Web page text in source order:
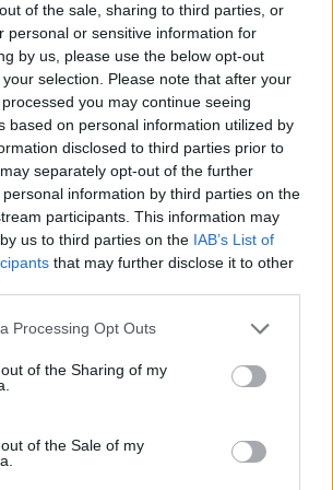
of the sale, sharing to third parties, or
personal or sensitive information for
by us, please use the below opt-out
selection. Please note that after your
you may continue seeing
based on personal information utilized by
disclosed to third parties prior to
separately opt-out of the further
information by third parties on the
participants. This information may
us to third parties on the IAB’s List of
that may further disclose it to other
Processing Opt Outs
of the Sharing of my
of the Sale of my
wirklich, um einfach zu sein?
stellen sich Nico Baldermann und
Köpfe hinter dem Restaurant
Antwort unserer ähnelt – nämlich von